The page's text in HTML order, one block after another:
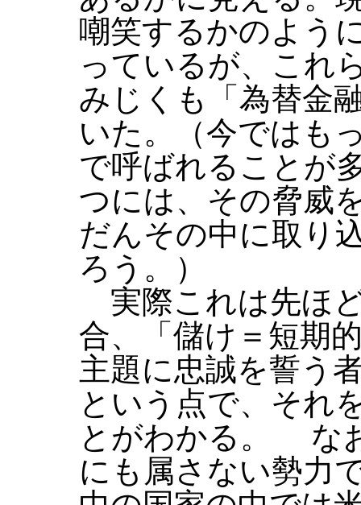
嘲笑するかのよう
っているが、これ
みじくも「為替金
いた。（今ではも
で呼ばれることが
つには、その脅威
だんその中に取り
ろう。）
実際これは先ほ
合、「儲け＝短期
主題に忠誠を誓う
という点で、それ
とがわかる。 な
にも属さない勢力